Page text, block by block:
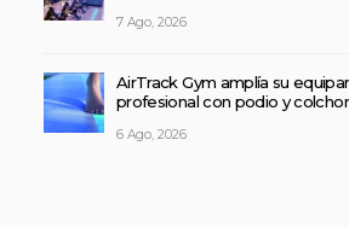
7 Ago, 2026
AirTrack Gym amplía su
profesional con podio y
6 Ago, 2026